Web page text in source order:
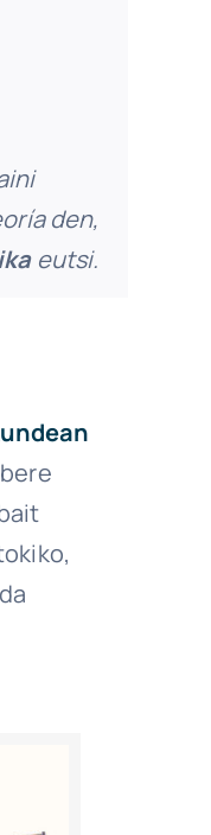
den,
eutsi.